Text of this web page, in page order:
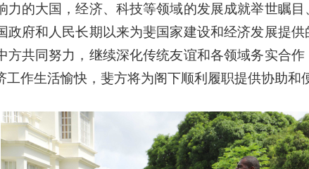
力的大国，经济、科技等领域的发展成就举世瞩
政府和人民长期以来为斐国家建设和经济发展提供
方共同努力，继续深化传统友谊和各领域务实合
作生活愉快，斐方将为阁下顺利履职提供协助和